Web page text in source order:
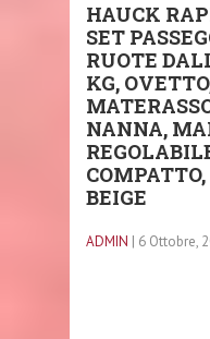
HAUCK
SET
RUOTE
KG,
NANNA,
COMPATTO,
BEIGE
ADMIN | 6 Ottobre,